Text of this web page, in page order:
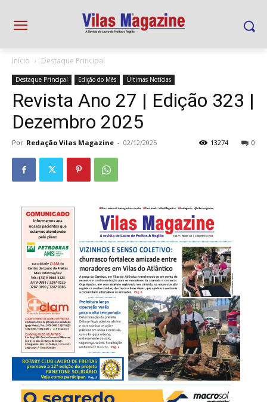
Início Destaque Principal
Destaque Principal Edição do Mês Últimas Notícias
Revista Ano 27 | Edição 323 |
Dezembro 2025
Por Redação Vilas Magazine - 02/12/2025 0
13274